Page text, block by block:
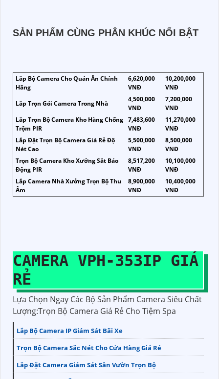
SẢN PHẨM CÙNG PHÂN KHÚC NỔI BẬT
Lắp Bộ Camera Cho Quán Ăn Chính
Hãng
6,620,000
VNĐ
10,200,000
VNĐ
Lắp Trọn Gói Camera Trong Nhà
4,500,000
VNĐ
7,200,000
VNĐ
Lắp Trọn Bộ Camera Kho Hàng Chống
Trộm PIR
7,483,600
VNĐ
11,270,000
VNĐ
Lắp Đặt Trọn Bộ Camera Giá Rẻ Độ
Nét Cao
5,500,000
VNĐ
8,500,000
VNĐ
Trọn Bộ Camera Kho Xưởng Sắt Báo
Động PIR
8,517,200
VNĐ
10,100,000
VNĐ
Lắp Camera Nhà Xưởng Trọn Bộ Thu
Âm
8,900,000
VNĐ
10,400,000
VNĐ
CAMERA VPH-353IP GIÁ
RẺ
Lựa Chọn Ngay Các Bộ Sản Phẩm Camera Siêu Chất
Lượng:Trọn Bộ Camera Giá Rẻ Cho Tiệm Spa
Lắp Bộ Camera IP Giám Sát Bãi Xe
Trọn Bộ Camera Sắc Nét Cho Cửa Hàng Giá Rẻ
Lắp Đặt Camera Giám Sát Sân Vườn Trọn Bộ